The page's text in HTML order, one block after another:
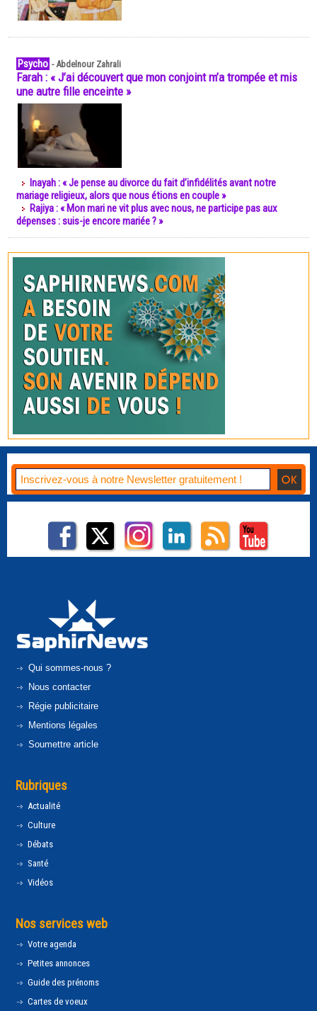
Psycho -Abdelnour Zahrali
Farah : « J’ai découvert que mon conjoint m’a trompée et mis
une autre fille enceinte »
Inayah : « Je pense au divorce du fait d’infidélités avant notre
mariage religieux, alors que nous étions en couple »
Rajiya : « Mon mari ne vit plus avec nous, ne participe pas aux
dépenses : suis-je encore mariée ? »
Qui sommes-nous ?
Nous contacter
Régie publicitaire
Mentions légales
Soumettre article
Rubriques
Actualité
Culture
Débats
Santé
Vidéos
Nos services web
Votre agenda
Petites annonces
Guide des prénoms
Cartes de voeux